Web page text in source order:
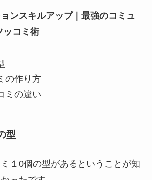
ンスキルアップ｜最強のコミュ
ッコミ術
の作り方
ミの違い
型
１0個の型がある ということが知